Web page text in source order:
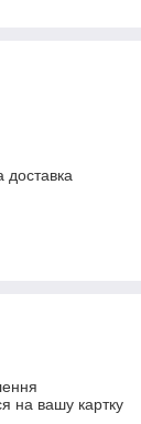
на вашу картку